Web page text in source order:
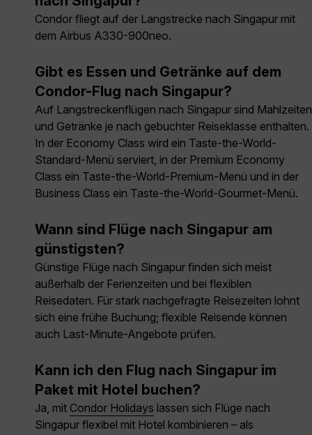
Condor fliegt auf der Langstrecke nach Singapur mit
dem Airbus A330-900neo.
Gibt es Essen und Getränke auf dem
Condor-Flug nach Singapur?
Auf Langstreckenflügen nach Singapur sind Mahlzeiten
und Getränke je nach gebuchter Reiseklasse enthalten.
In der Economy Class wird ein Taste-the-World-
Standard-Menü serviert, in der Premium Economy
Class ein Taste-the-World-Premium-Menü und in der
Business Class ein Taste-the-World-Gourmet-Menü.
Wann sind Flüge nach Singapur am
günstigsten?
Günstige Flüge nach Singapur finden sich meist
außerhalb der Ferienzeiten und bei flexiblen
Reisedaten. Für stark nachgefragte Reisezeiten lohnt
sich eine frühe Buchung; flexible Reisende können
auch Last-Minute-Angebote prüfen.
Kann ich den Flug nach Singapur im
Paket mit Hotel buchen?
Ja, mit Condor Holidays lassen sich Flüge nach
Singapur flexibel mit Hotel kombinieren – als